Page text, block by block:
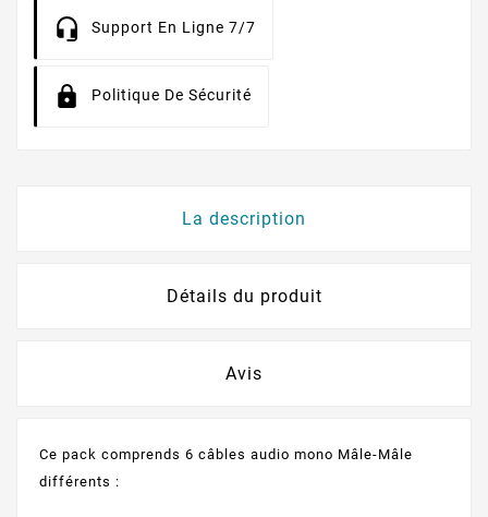
Support En Ligne 7/7
Politique De Sécurité
La description
Détails du produit
Avis
Ce pack comprends 6 câbles audio mono Mâle-Mâle
différents :